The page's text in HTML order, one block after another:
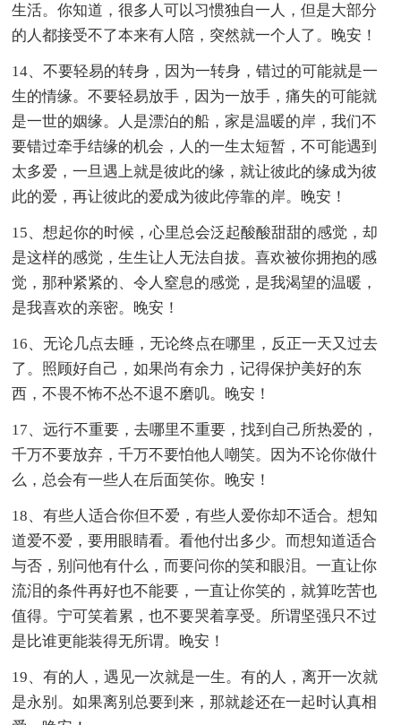
生活。你知道，很多人可以习惯独自一人，但是大部分
的人都接受不了本来有人陪，突然就一个人了。晚安！
14、不要轻易的转身，因为一转身，错过的可能就是一
生的情缘。不要轻易放手，因为一放手，痛失的可能就
是一世的姻缘。人是漂泊的船，家是温暖的岸，我们不
要错过牵手结缘的机会，人的一生太短暂，不可能遇到
太多爱，一旦遇上就是彼此的缘，就让彼此的缘成为彼
此的爱，再让彼此的爱成为彼此停靠的岸。晚安！
15、想起你的时候，心里总会泛起酸酸甜甜的感觉，却
是这样的感觉，生生让人无法自拔。喜欢被你拥抱的感
觉，那种紧紧的、令人窒息的感觉，是我渴望的温暖，
是我喜欢的亲密。晚安！
16、无论几点去睡，无论终点在哪里，反正一天又过去
了。照顾好自己，如果尚有余力，记得保护美好的东
西，不畏不怖不怂不退不磨叽。晚安！
17、远行不重要，去哪里不重要，找到自己所热爱的，
千万不要放弃，千万不要怕他人嘲笑。因为不论你做什
么，总会有一些人在后面笑你。晚安！
18、有些人适合你但不爱，有些人爱你却不适合。想知
道爱不爱，要用眼睛看。看他付出多少。而想知道适合
与否，别问他有什么，而要问你的笑和眼泪。一直让你
流泪的条件再好也不能要，一直让你笑的，就算吃苦也
值得。宁可笑着累，也不要哭着享受。所谓坚强只不过
是比谁更能装得无所谓。晚安！
19、有的人，遇见一次就是一生。有的人，离开一次就
是永别。如果离别总要到来，那就趁还在一起时认真相